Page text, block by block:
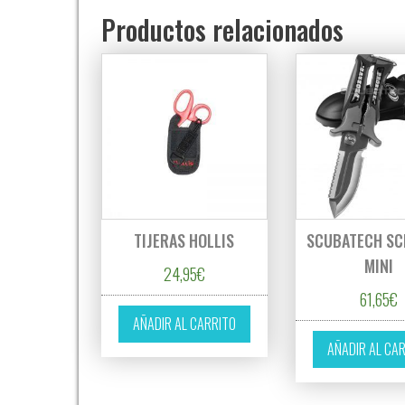
Productos relacionados
TIJERAS HOLLIS
24,95€
AÑADIR AL CARRITO
SCUBATECH
MINI
61,65€
AÑADIR AL